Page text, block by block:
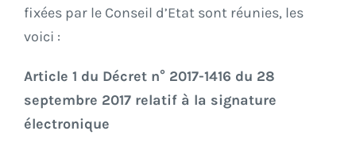
fixées par le Conseil d’Etat sont réunies, les
voici :
Article 1 du Décret n° 2017-1416 du 28
septembre 2017 relatif à la signature
électronique